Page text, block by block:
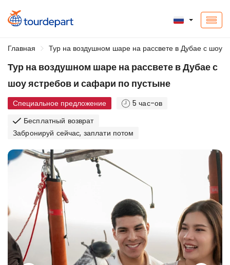
Главная Тур на воздушном шаре на рассвете в Дубае с шоу
Тур на воздушном шаре на рассвете в Дубае с
шоу ястребов и сафари по пустыне
Специальное предложение
5 час-ов
Бесплатный возврат
Забронируй сейчас, заплати потом